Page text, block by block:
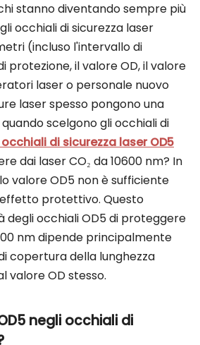
stanno diventando sempre più
occhiali di sicurezza laser
(incluso l'intervallo di
protezione, il valore OD, il valore
laser o personale nuovo
laser spesso pongono una
scelgono gli occhiali di
di sicurezza laser OD5
dai laser CO₂ da 10600 nm? In
valore OD5 non è sufficiente
protettivo. Questo
degli occhiali OD5 di proteggere
nm dipende principalmente
copertura della lunghezza
valore OD stesso.
negli occhiali di